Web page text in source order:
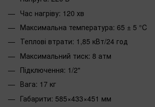
Час нагріву: 120 хв
Максимальна температура: 65 ± 5 °C
Теплові втрати: 1,85 кВт/24 год
Максимальний тиск: 8 атм
Підключення: 1/2"
Вага: 17 кг
Габарити: 585×433×451 мм